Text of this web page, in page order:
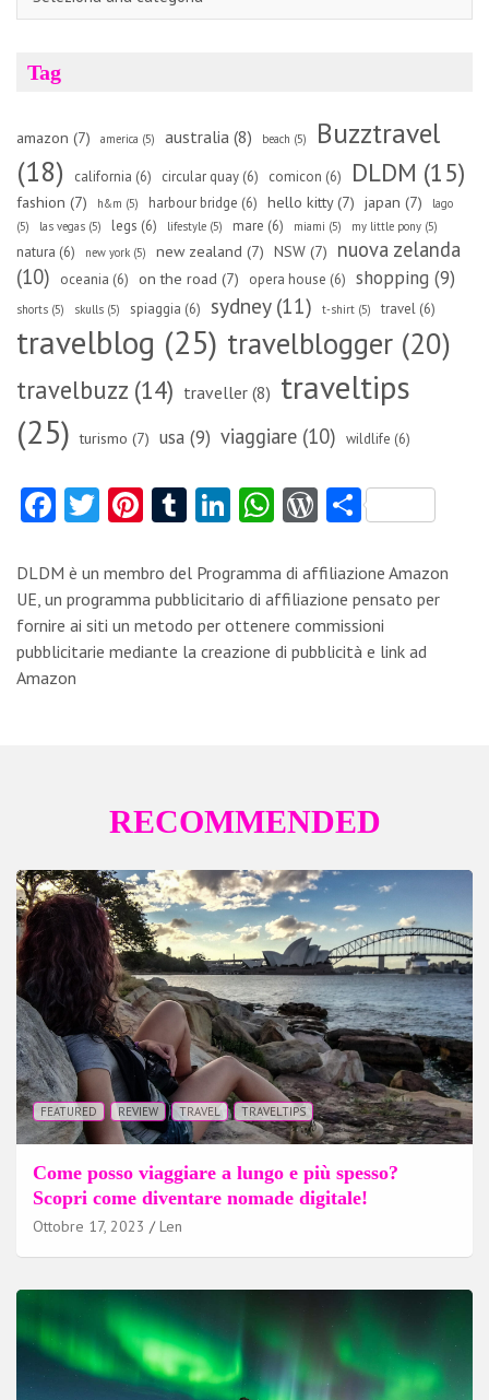
Tag
amazon (7) america (5) australia (8) beach (5)
Buzztravel
(18)
california (6) circular quay (6) comicon (6) DLDM (15)
fashion (7) h&m (5) harbour bridge (6) hello kitty(7) japan (7)
lago
(5)
las vegas (5) legs (6) lifestyle (5) mare (6) miami (5) my little pony (5)
natura (6) new york (5) new zealand (7) NSW (7)
nuova zelanda
(10)
oceania (6) on the road (7) opera house (6) shopping (9)
shorts (5) skulls (5) spiaggia (6) sydney(11) t-shirt (5) travel (6)
travelblog (25) travelblogger (20)
travelbuzz (14) traveller (8) traveltips
(25) turismo (7) usa (9) viaggiare (10) wildlife (6)
Fa
b
o
o
k
T
itt
er
Pi
er
es
t
T
m
bl
r
Li
e
dI
n
W
ts
A
p
W
d
Pr
es
C
n
di
vi
DLDM è un membro del Programma di affiliazione Amazon
UE, un programma pubblicitario di affiliazione pensato per
fornire ai siti un metodo per ottenere commissioni
pubblicitarie mediante la creazione di pubblicità e link ad
Amazon
RECOMMENDED
FEATURED REVIEW TRAVEL TRAVELTIPS
Come posso viaggiare a lungo e più spesso?
Scopri come diventare nomade digitale!
Ottobre 17, 2023 Len